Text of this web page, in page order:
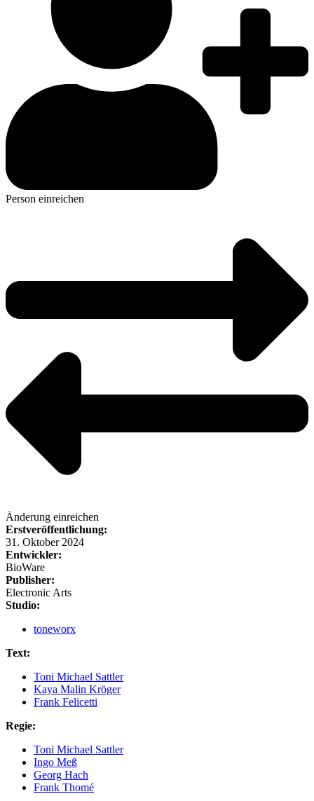
Person einreichen
Änderung einreichen
Erstveröffentlichung:
31. Oktober 2024
Entwickler:
BioWare
Publisher:
Electronic Arts
Studio:
toneworx
Text:
Toni Michael Sattler
Kaya Malin Kröger
Frank Felicetti
Regie:
Toni Michael Sattler
Ingo Meß
Georg Hach
Frank Thomé